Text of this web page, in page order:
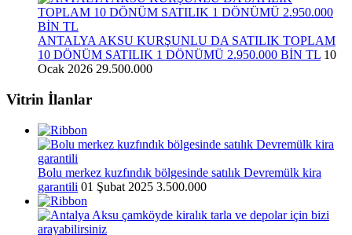
ANTALYA AKSU KURŞUNLU DA SATILIK TOPLAM
10 DÖNÜM SATILIK 1 DÖNÜMÜ 2.950.000 BİN TL 10
Ocak 2026 29.500.000
Vitrin İlanlar
Bolu merkez kuzfındık bölgesinde satılık Devremülk kira
garantili 01 Şubat 2025 3.500.000